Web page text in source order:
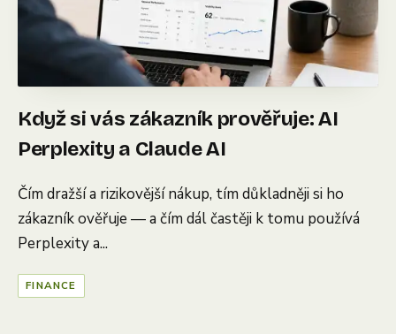
Když si vás zákazník prověřuje: AI
Perplexity a Claude AI
Čím dražší a rizikovější nákup, tím důkladněji si ho
zákazník ověřuje — a čím dál častěji k tomu používá
Perplexity a...
FINANCE